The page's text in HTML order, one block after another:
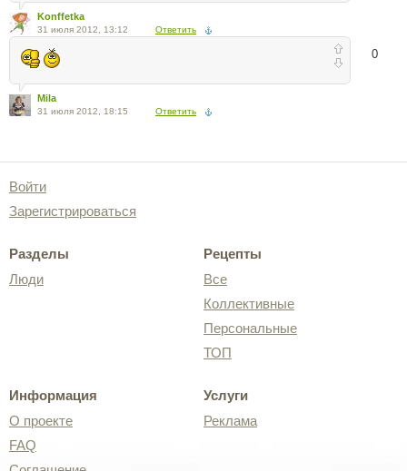
Konffetka
31 июля 2012, 13:12 Ответить
0
Mila
31 июля 2012, 18:15 Ответить
Войти
Зарегистрироваться
Разделы
Люди
Рецепты
Все
Коллективные
Персональные
ТОП
Информация
О проекте
FAQ
Услуги
Реклама